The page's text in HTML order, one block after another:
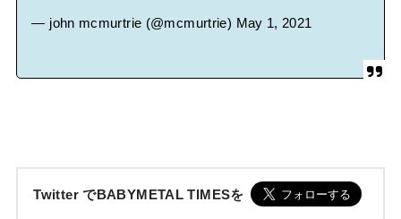
— john mcmurtrie (@mcmurtrie) May 1, 2021
Twitter でBABYMETAL TIMESを